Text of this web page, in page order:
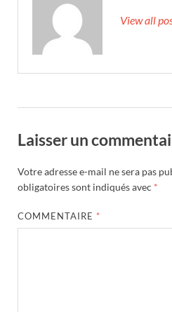
View all
Laisser un
Votre adresse e-mail ne sera pas
obligatoires sont indiqués avec *
COMMENTAIRE *